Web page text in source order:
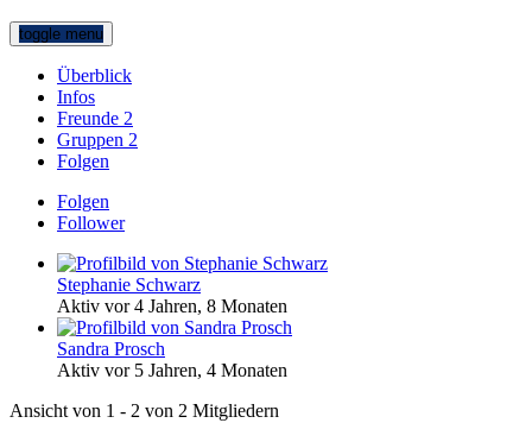
toggle menu
Überblick
Infos
Freunde 2
Gruppen 2
Folgen
Folgen
Follower
Stephanie Schwarz
Aktiv vor 4 Jahren, 8 Monaten
Sandra Prosch
Aktiv vor 5 Jahren, 4 Monaten
Ansicht von 1 - 2 von 2 Mitgliedern